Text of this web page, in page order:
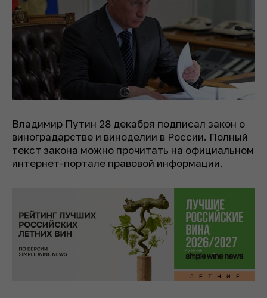
Владимир Путин 28 декабря подписал закон о
виноградарстве и виноделии в России. Полный
текст закона можно прочитать на официальном
интернет-портале правовой информации.